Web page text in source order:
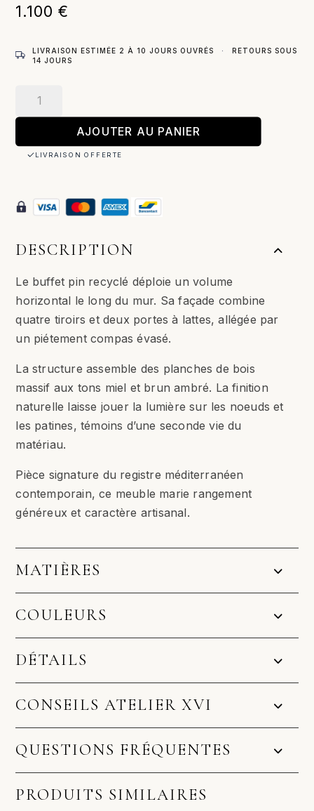
1.100€
LIVRAISON ESTIMÉE 2 À 10 JOURS OUVRÉS ·
RETOURS SOUS
14 JOURS
–
Buffet
AJOUTER AU PANIER
LIVRAISON OFFERTE
DESCRIPTION
Le buffet pin recyclé déploie un volume
horizontal le long du mur. Sa façade combine
quatre tiroirs et deux portes à lattes, allégée par
un piétement compas évasé.
La structure assemble des planches de bois
massif aux tons miel et brun ambré. La finition
naturelle laisse jouer la lumière sur les noeuds et
les patines, témoins d’une seconde vie du
matériau.
Pièce signature du registre méditerranéen
contemporain, ce meuble marie rangement
généreux et caractère artisanal.
MATIÈRES
COULEURS
DÉTAILS
CONSEILS ATELIER XVI
QUESTIONS FRÉQUENTES
PRODUITS SIMILAIRES